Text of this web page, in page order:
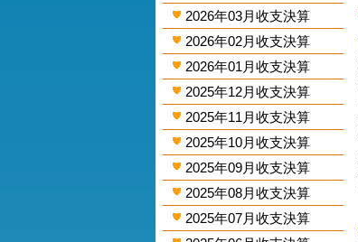
2026年03月收支決算
2026年02月收支決算
2026年01月收支決算
2025年12月收支決算
2025年11月收支決算
2025年10月收支決算
2025年09月收支決算
2025年08月收支決算
2025年07月收支決算